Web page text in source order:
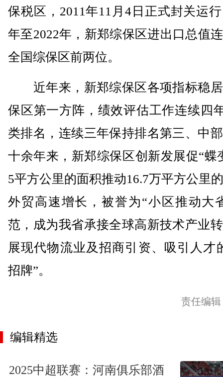
保税区，2011年11月4日正式封关运
年至2022年，新郑综保区进出口总值
全国综保区前两位。
近年来，新郑综保区各项指标稳
保区第一方阵，绩效评估工作连续四
类排名，连续三年保持排名第三、中
十余年来，新郑综保区创新发展促“蝶
5平方公里的面积推动16.7万平方公里
外贸高速增长，被誉为“小区推动大
范，成为我省承接全球高新技术产业
展现代物流业及招商引资、吸引人才
招牌”。
责任编
编辑精选
2025中超联赛：河南俱乐部酒